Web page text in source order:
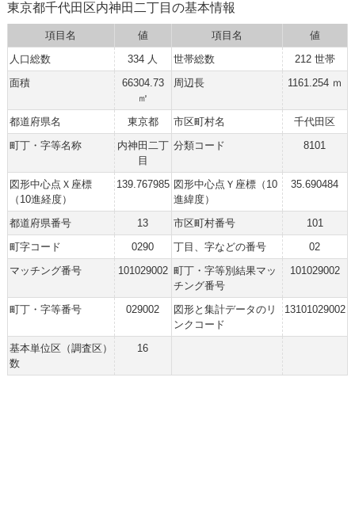
東京都千代田区内神田二丁目の基本情報
項目名 値 項目名
値
人口総数
334 人 世帯総数
212 世帯
面積
66304.73
㎡
周辺長 1161.254 ｍ
都道府県名 東京都 市区町村名
千代田区
町丁・字等名称
内神田二丁
目
分類コード 8101
図形中心点Ｘ座標
（10進経度）
139.767985 図形中心点Ｙ座標（10
進緯度）
35.690484
都道府県番号 13 市区町村番号
101
町字コード
0290 丁目、字などの番号
02
マッチング番号
101029002 町丁・字等別結果マッ
チング番号
101029002
町丁・字等番号 029002
図形と集計データのリ
ンクコード
13101029002
基本単位区（調査区）
数
16